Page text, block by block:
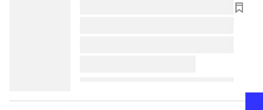
lorem ipsum dolor sit amet ...